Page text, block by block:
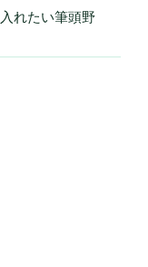
れたい筆頭野